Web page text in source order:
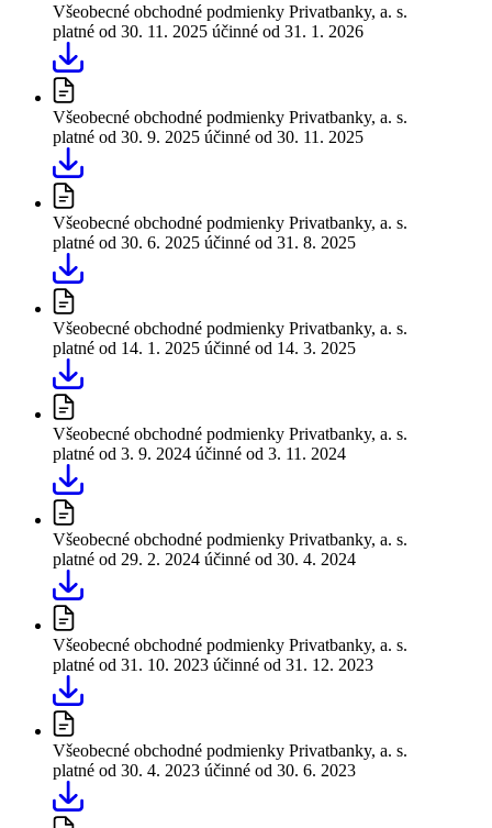
Všeobecné obchodné podmienky Privatbanky, a. s.
platné od 30. 11. 2025 účinné od 31. 1. 2026
Všeobecné obchodné podmienky Privatbanky, a. s.
platné od 30. 9. 2025 účinné od 30. 11. 2025
Všeobecné obchodné podmienky Privatbanky, a. s.
platné od 30. 6. 2025 účinné od 31. 8. 2025
Všeobecné obchodné podmienky Privatbanky, a. s.
platné od 14. 1. 2025 účinné od 14. 3. 2025
Všeobecné obchodné podmienky Privatbanky, a. s.
platné od 3. 9. 2024 účinné od 3. 11. 2024
Všeobecné obchodné podmienky Privatbanky, a. s.
platné od 29. 2. 2024 účinné od 30. 4. 2024
Všeobecné obchodné podmienky Privatbanky, a. s.
platné od 31. 10. 2023 účinné od 31. 12. 2023
Všeobecné obchodné podmienky Privatbanky, a. s.
platné od 30. 4. 2023 účinné od 30. 6. 2023